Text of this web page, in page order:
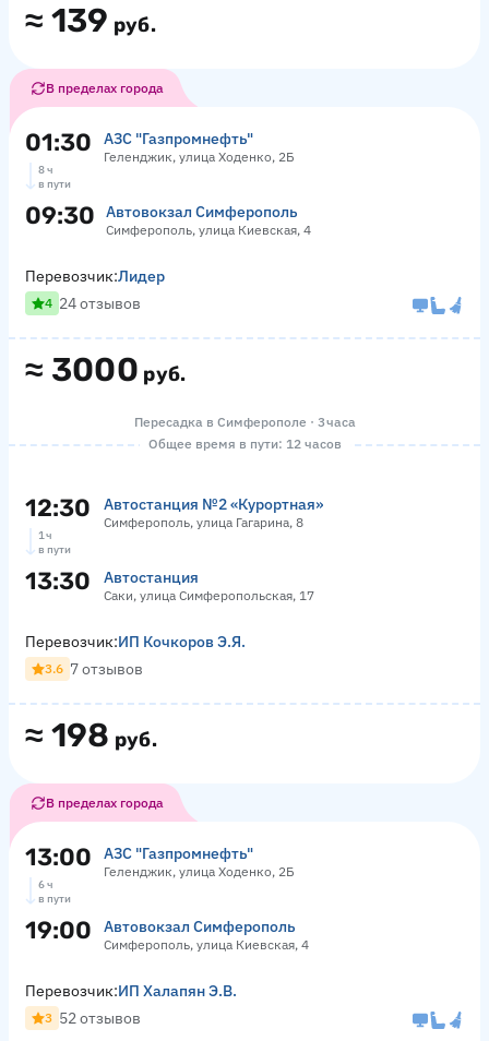
≈ 139 руб.
В пределах города
01:30 АЗС "Газпромнефть"
Геленджик, улица Ходенко, 2Б
8 ч
в пути
09:30 Автовокзал Симферополь
Симферополь, улица Киевская, 4
≈ 3000 руб.
Перевозчик:Лидер
4 24 отзывов
Пересадка в Симферополе · 3 часа
Общее время в пути: 12 часов
12:30 Автостанция №2 «Курортная»
Симферополь, улица Гагарина, 8
1 ч
в пути
13:30 Автостанция
Саки, улица Симферопольская, 17
≈ 198 руб.
Перевозчик:ИП Кочкоров Э.Я.
3.6 7 отзывов
В пределах города
13:00 АЗС "Газпромнефть"
Геленджик, улица Ходенко, 2Б
6 ч
в пути
19:00 Автовокзал Симферополь
Симферополь, улица Киевская, 4
Перевозчик:ИП Халапян Э.В.
3 52 отзывов